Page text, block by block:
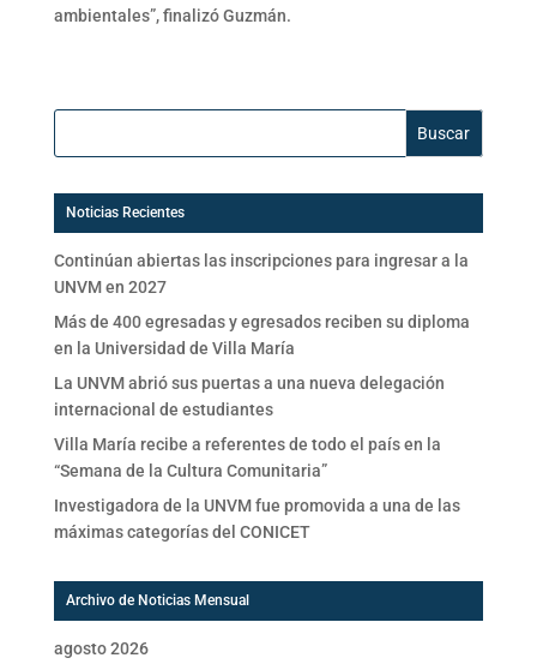
ambientales”, finalizó Guzmán.
Buscar:
Noticias Recientes
Continúan abiertas las inscripciones para ingresar a la
UNVM en 2027
Más de 400 egresadas y egresados reciben su diploma
en la Universidad de Villa María
La UNVM abrió sus puertas a una nueva delegación
internacional de estudiantes
Villa María recibe a referentes de todo el país en la
“Semana de la Cultura Comunitaria”
Investigadora de la UNVM fue promovida a una de las
máximas categorías del CONICET
Archivo de Noticias Mensual
agosto 2026